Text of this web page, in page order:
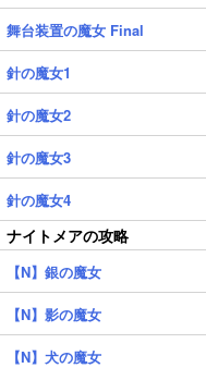
舞台装置の魔女 Final
針の魔女1
針の魔女2
針の魔女3
針の魔女4
ナイトメアの攻略
【N】銀の魔女
【N】影の魔女
【N】犬の魔女